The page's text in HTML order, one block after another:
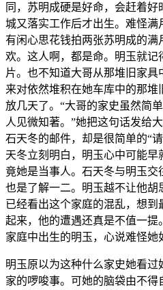
同，苏明成硬是好命，会赶着
城又落实工作后才出生。难怪
有闲心思花钱拍两张苏明成的
欢。这人啊，都是命。明玉就记
片。也不知道大哥从那堆旧家
来对依然堆积在她车库中的那
放几天了。“大哥的家史虽然简
人见微知著。”她把这句话发给
石天冬的邮件，却是很简单的“
天冬立刻明白，明玉心中可能
竟她是当事人。石天冬与明玉
也是了解一二。明玉越不让他
已经看出这个家庭的混乱，想
起来，他的遭遇还真是不值一
家庭中出生的明玉，心说难怪她
明玉原以为这种什么家史她看
家的啰唆事。可她的脑袋由不